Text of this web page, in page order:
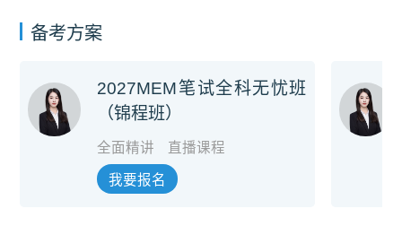
备考方案
2027MEM笔试全科无忧班
（锦程班）
全面精讲 直播课程
我要报名